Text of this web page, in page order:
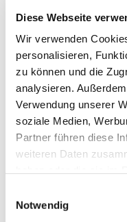
Diese Webseite
Wir verwenden
personalisieren,
zu können und die
analysieren.
Verwendung unserer
soziale Medien,
Partner führen diese
weiteren Daten
Notwendig